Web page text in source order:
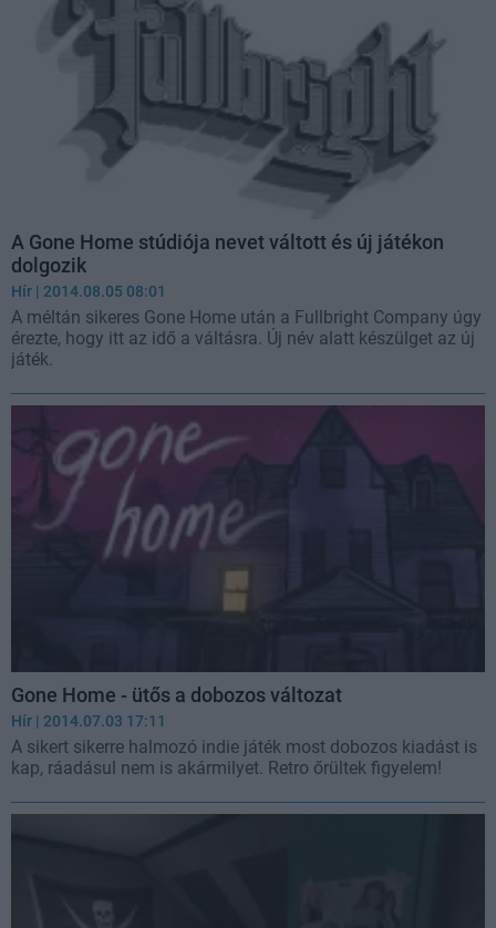
A Gone Home stúdiója nevet váltott és új játékon
dolgozik
Hír | 2014.08.05 08:01
A méltán sikeres Gone Home után a Fullbright Company úgy
érezte, hogy itt az idő a váltásra. Új név alatt készülget az új
játék.
Gone Home - ütős a dobozos változat
Hír | 2014.07.03 17:11
A sikert sikerre halmozó indie játék most dobozos kiadást is
kap, ráadásul nem is akármilyet. Retro őrültek figyelem!